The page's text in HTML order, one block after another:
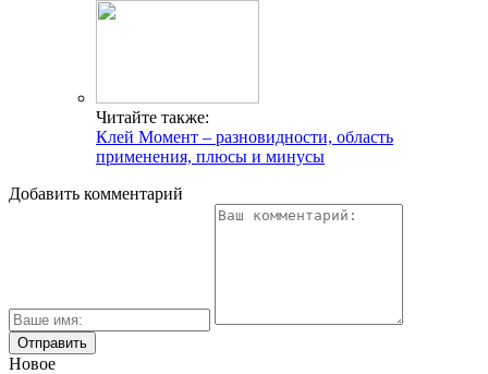
Читайте также:
Клей Момент – разновидности, область
применения, плюсы и минусы
Добавить комментарий
Новое